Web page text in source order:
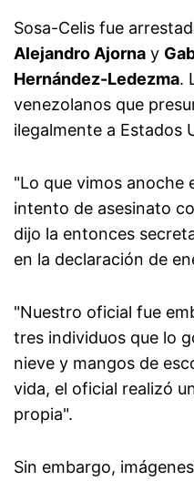
Sosa-Celis fue
Alejandro Ajorna y
Hernández-Ledezma.
venezolanos que
ilegalmente a Estados
"Lo que vimos anoche
intento de asesinato
dijo la entonces
en la declaración de
"Nuestro oficial fue
tres individuos que lo
nieve y mangos de
vida, el oficial realizó
propia".
Sin embargo,